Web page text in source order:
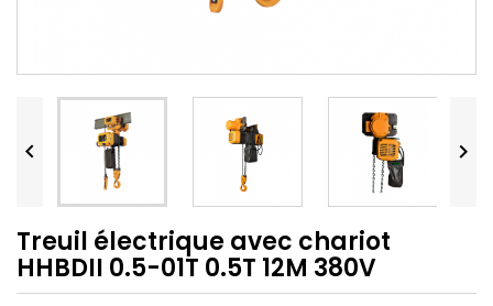
 
Treuil électrique avec chariot
HHBDII 0.5-01T 0.5T 12M 380V